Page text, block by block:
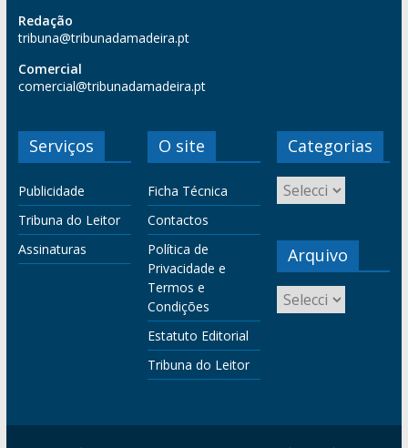
Redação
tribuna@tribunadamadeira.pt
Comercial
comercial@tribunadamadeira.pt
Serviços
Publicidade
Tribuna do Leitor
Assinaturas
O site
Ficha Técnica
Contactos
Política de
Privacidade e
Termos e
Condições
Estatuto Editorial
Tribuna do Leitor
Categorias
Arquivo